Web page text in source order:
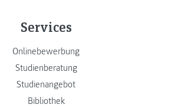
Services
Onlinebewerbung
Studienberatung
Studienangebot
Bibliothek